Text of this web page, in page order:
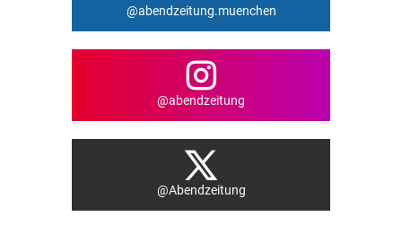
@abendzeitung.muenchen
@abendzeitung
@Abendzeitung